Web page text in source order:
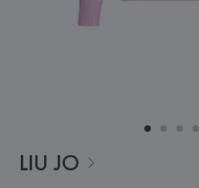
LIU JO